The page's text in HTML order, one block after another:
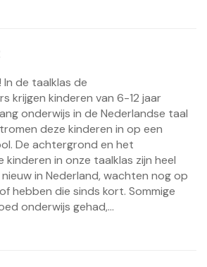
In de taalklas de
krijgen kinderen van 6-12 jaar
onderwijs in de Nederlandse taal
deze kinderen in op een
De achtergrond en het
kinderen in onze taalklas zijn heel
in Nederland, wachten nog op
hebben die sinds kort. Sommige
onderwijs gehad,...